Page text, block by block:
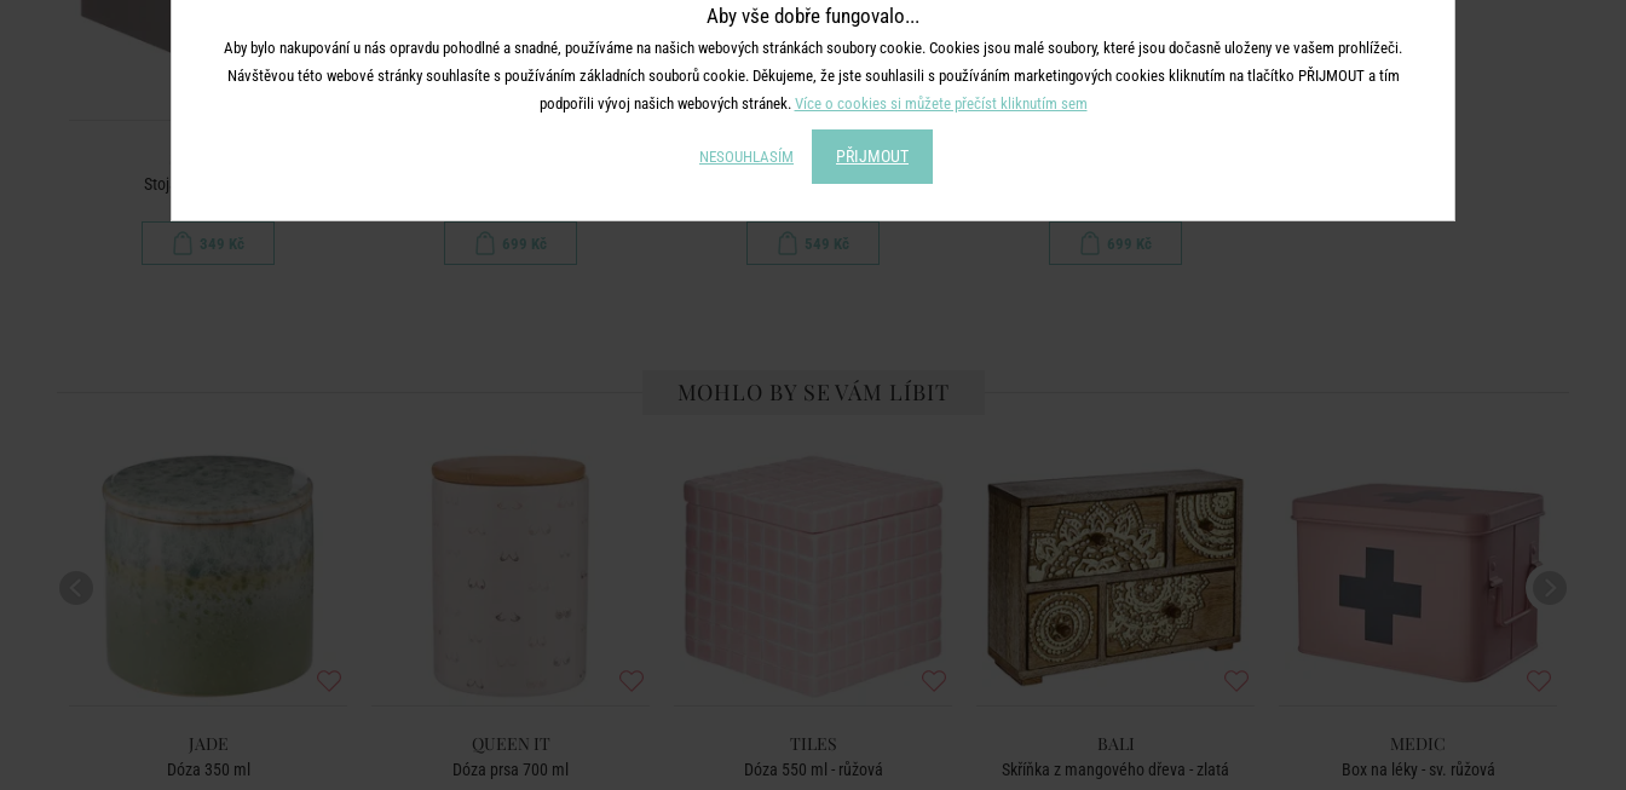
Stojan - šedohnědá
349 Kč 699 Kč
SIDELINE
Etažér 2-patrový - mátová
549 Kč 699 Kč
MOHLO BY SE VÁM LÍBIT
JADE
Dóza 350 ml
QUEEN IT
Dóza prsa 700 ml
TILES
Dóza 550 ml - růžová
BALI
Skříňka z mangového dřeva - zlatá
MEDIC
Box na léky - sv. růžová
Aby vše dobře fungovalo...
Aby bylo nakupování u nás opravdu pohodlné a snadné, používáme na našich webových stránkách soubory cookie. Cookies jsou malé soubory, které jsou dočasně uloženy ve vašem prohlížeči.
Návštěvou této webové stránky souhlasíte s používáním základních souborů cookie. Děkujeme, že jste souhlasili s používáním marketingových cookies kliknutím na tlačítko PŘIJMOUT a tím
podpořili vývoj našich webových stránek. Více o cookies si můžete přečíst kliknutím sem
NESOUHLASÍM PŘIJMOUT